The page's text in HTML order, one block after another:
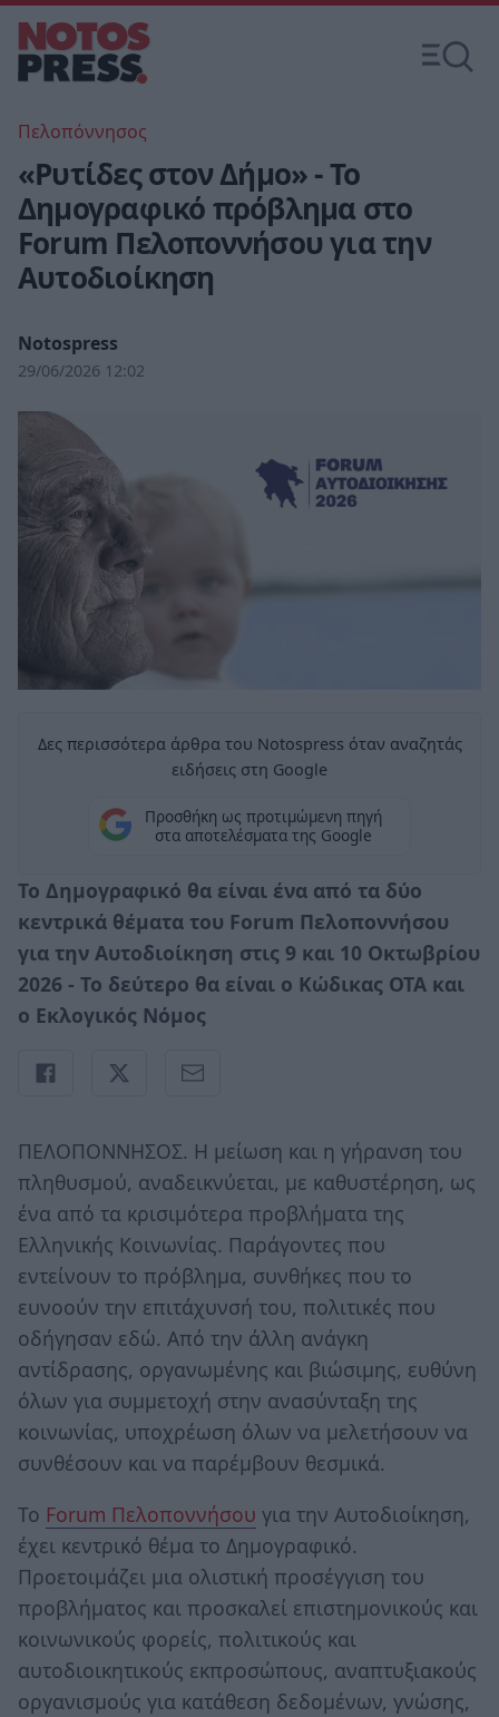
Πελοπόννησος
«Ρυτίδες στον Δήμο» - Το
Δημογραφικό πρόβλημα στο
Forum Πελοποννήσου για την
Αυτοδιοίκηση
Notospress
29/06/2026 12:02
Δες περισσότερα άρθρα του Notospress όταν αναζητάς
ειδήσεις στη Google
Προσθήκη ως προτιμώμενη πηγή
στα αποτελέσματα της Google
Το Δημογραφικό θα είναι ένα από τα δύο
κεντρικά θέματα του Forum Πελοποννήσου
για την Αυτοδιοίκηση στις 9 και 10 Οκτωβρίου
2026 - Το δεύτερο θα είναι ο Κώδικας ΟΤΑ και
ο Εκλογικός Νόμος
ΠΕΛΟΠΟΝΝΗΣΟΣ. Η μείωση και η γήρανση του
πληθυσμού, αναδεικνύεται, με καθυστέρηση, ως
ένα από τα κρισιμότερα προβλήματα της
Ελληνικής Κοινωνίας. Παράγοντες που
εντείνουν το πρόβλημα, συνθήκες που το
ευνοούν την επιτάχυνσή του, πολιτικές που
οδήγησαν εδώ. Από την άλλη ανάγκη
αντίδρασης, οργανωμένης και βιώσιμης, ευθύνη
όλων για συμμετοχή στην ανασύνταξη της
κοινωνίας, υποχρέωση όλων να μελετήσουν να
συνθέσουν και να παρέμβουν θεσμικά.
Το Forum Πελοποννήσου για την Αυτοδιοίκηση,
έχει κεντρικό θέμα το Δημογραφικό.
Προετοιμάζει μια ολιστική προσέγγιση του
προβλήματος και προσκαλεί επιστημονικούς και
κοινωνικούς φορείς, πολιτικούς και
αυτοδιοικητικούς εκπροσώπους, αναπτυξιακούς
οργανισμούς για κατάθεση δεδομένων, γνώσης,